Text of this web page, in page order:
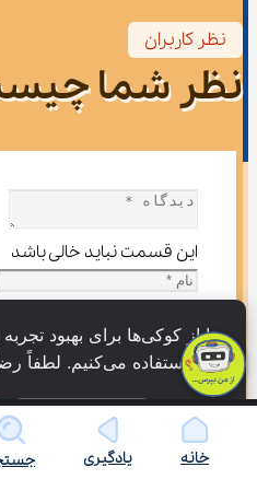
نظر کاربران
نظر شما
این قسمت نباید خالی باشد
لطفاً یک نشانی ایمیل معتبر
خانه یادگیری
ما از کوکی‌ها برای
استفاده می‌کنیم. لطفاً رضایت خود را اعلام کنید.
فقط ضروری